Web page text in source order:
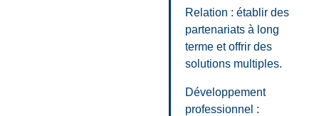
Relation : établir des
partenariats à long
terme et offrir des
solutions multiples.
Développement
professionnel :